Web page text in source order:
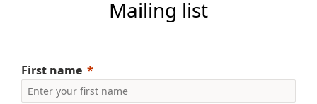
Mailing list
First name